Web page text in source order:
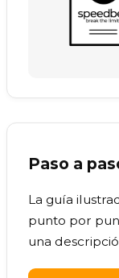
Paso a
La guía
punto por
una